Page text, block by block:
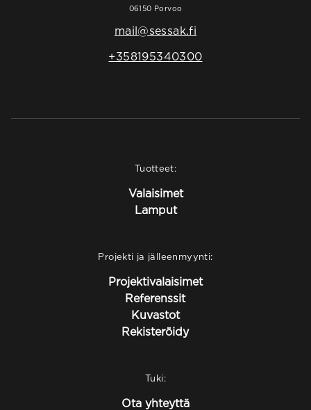
06150 Porvoo
mail@sessak.fi
+358195340300
Tuotteet:
Valaisimet
Lamput
Projekti ja jälleenmyynti:
Projektivalaisimet
Referenssit
Kuvastot
Rekisteröidy
Tuki:
Ota yhteyttä